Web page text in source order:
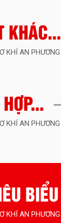
KHÁC...
KHÍ AN PHƯƠNG
HỢP...
KHÍ AN PHƯƠNG
BIỂU
KHÍ AN PHƯƠNG